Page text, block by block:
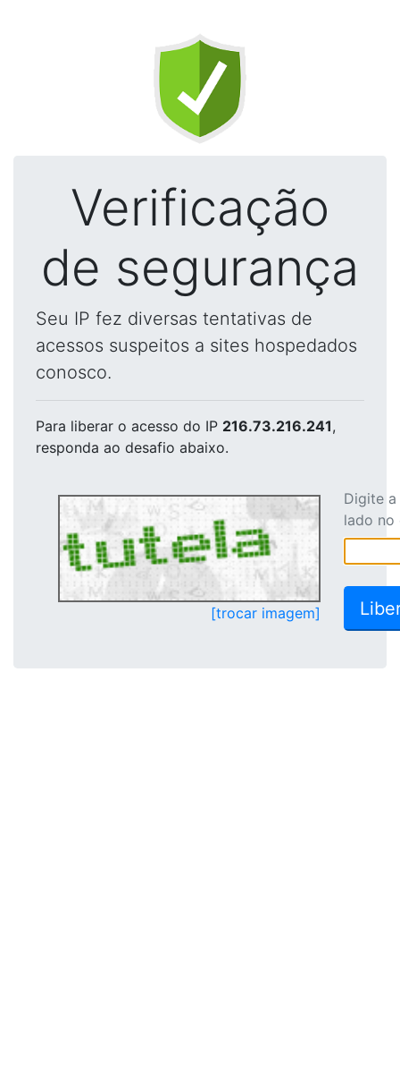
Verificação
de segurança
Seu IP fez diversas tentativas de
acessos suspeitos a sites hospedados
conosco.
Para liberar o acesso do IP 216.73.216.241,
responda ao desafio abaixo.
[trocar imagem]
Digite
lado no